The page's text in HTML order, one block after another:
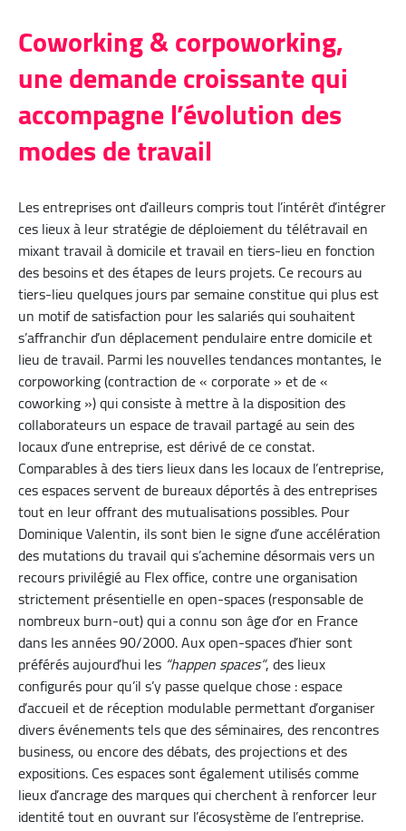
Coworking & corpoworking,
une demande croissante qui
accompagne l’évolution des
modes de travail
Les entreprises ont d’ailleurs compris tout l’intérêt d’intégrer
ces lieux à leur stratégie de déploiement du télétravail en
mixant travail à domicile et travail en tiers-lieu en fonction
des besoins et des étapes de leurs projets. Ce recours au
tiers-lieu quelques jours par semaine constitue qui plus est
un motif de satisfaction pour les salariés qui souhaitent
s’affranchir d’un déplacement pendulaire entre domicile et
lieu de travail. Parmi les nouvelles tendances montantes, le
corpoworking (contraction de « corporate » et de «
coworking ») qui consiste à mettre à la disposition des
collaborateurs un espace de travail partagé au sein des
locaux d’une entreprise, est dérivé de ce constat.
Comparables à des tiers lieux dans les locaux de l’entreprise,
ces espaces servent de bureaux déportés à des entreprises
tout en leur offrant des mutualisations possibles. Pour
Dominique Valentin, ils sont bien le signe d’une accélération
des mutations du travail qui s’achemine désormais vers un
recours privilégié au Flex office, contre une organisation
strictement présentielle en open-spaces (responsable de
nombreux burn-out) qui a connu son âge d’or en France
dans les années 90/2000. Aux open-spaces d’hier sont
préférés aujourd’hui les “happen spaces“, des lieux
configurés pour qu’il s’y passe quelque chose : espace
d’accueil et de réception modulable permettant d’organiser
divers événements tels que des séminaires, des rencontres
business, ou encore des débats, des projections et des
expositions. Ces espaces sont également utilisés comme
lieux d’ancrage des marques qui cherchent à renforcer leur
identité tout en ouvrant sur l’écosystème de l’entreprise.